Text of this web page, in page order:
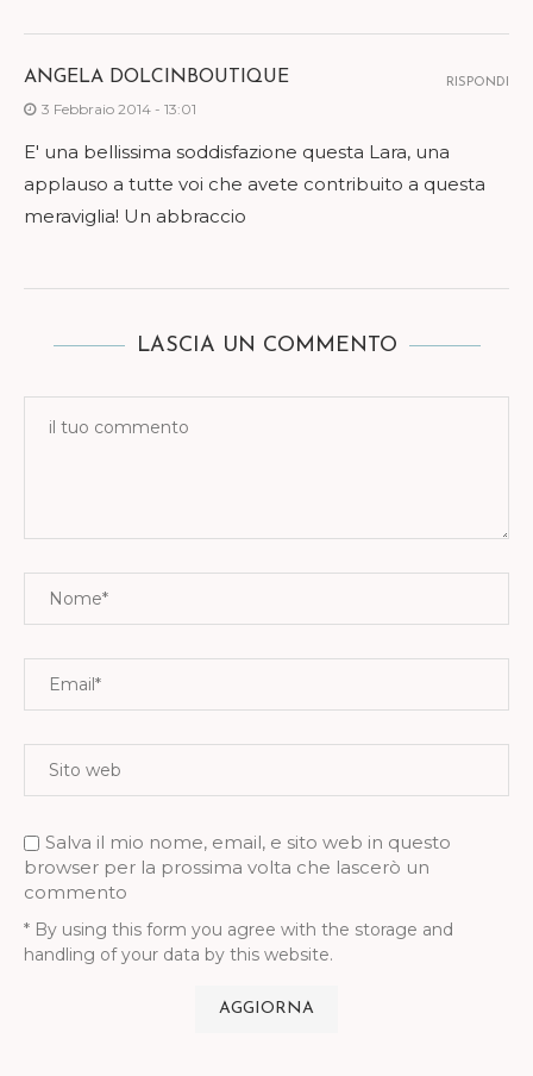
ANGELA DOLCINBOUTIQUE
3 Febbraio 2014 - 13:01
E' una bellissima soddisfazione questa Lara, una
applauso a tutte voi che avete contribuito a questa
meraviglia! Un abbraccio
RISPONDI
LASCIA UN COMMENTO
Salva il mio nome, email, e sito web in questo
browser per la prossima volta che lascerò un
commento
* By using this form you agree with the storage and
handling of your data by this website.